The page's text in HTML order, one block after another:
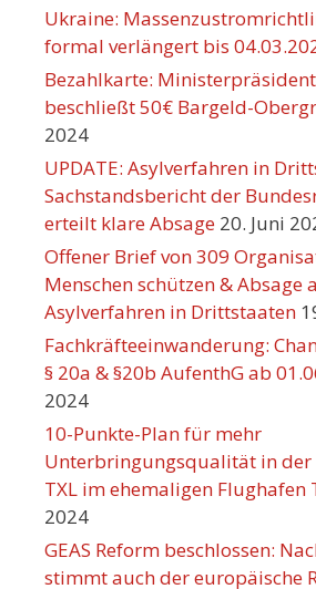
Ukraine:
formal verlängert bis
Bezahlkarte:
beschließt 50€ Bargeld-
2024
UPDATE: Asylverfahren in
Sachstandsbericht der
erteilt klare Absage 20. Juni
Offener Brief von 309
Menschen schützen & Absage
Asylverfahren in Drittstaaten
Fachkräfteeinwanderung:
§ 20a & §20b AufenthG ab
2024
10-Punkte-Plan für mehr
Unterbringungsqualität in
TXL im ehemaligen Flughafen
2024
GEAS Reform beschlossen:
stimmt auch der europäische